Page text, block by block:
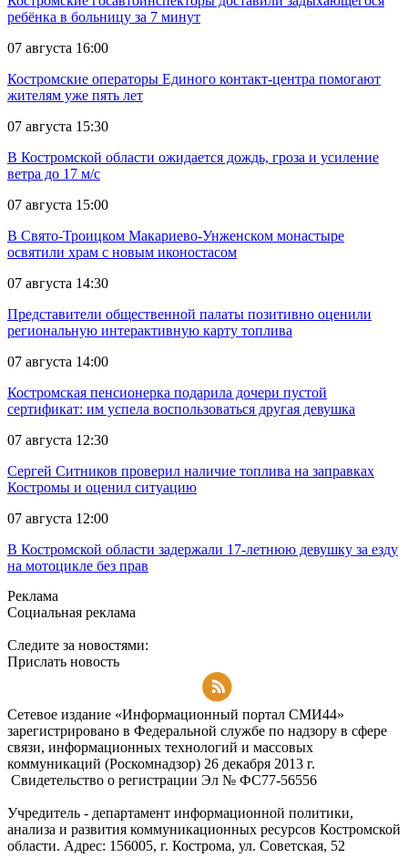
ребёнка в больницу за 7 минут
07 августа 16:00
Костромские операторы Единого контакт-центра помогают
жителям уже пять лет
07 августа 15:30
В Костромской области ожидается дождь, гроза и усиление
ветра до 17 м/с
07 августа 15:00
В Свято-Троицком Макариево-Унженском монастыре
освятили храм с новым иконостасом
07 августа 14:30
Представители общественной палаты позитивно оценили
региональную интерактивную карту топлива
07 августа 14:00
Костромская пенсионерка подарила дочери пустой
сертификат: им успела воспользоваться другая девушка
07 августа 12:30
Сергей Ситников проверил наличие топлива на заправках
Костромы и оценил ситуацию
07 августа 12:00
В Костромской области задержали 17-летнюю девушку за езду
на мотоцикле без прав
Реклама
Социальная реклама
Следите за новостями:
Прислать новость
Сетевое издание «Информационный портал СМИ44»
зарегистрировано в Федеральной службе по надзору в сфере
связи, информационных технологий и массовых
коммуникаций (Роскомнадзор) 26 декабря 2013 г.
Свидетельство о регистрации Эл № ФC77-56556
Учредитель - департамент информационной политики,
анализа и развития коммуникационных ресурсов Костромской
области. Адрес: 156005, г. Кострома, ул. Советская, 52